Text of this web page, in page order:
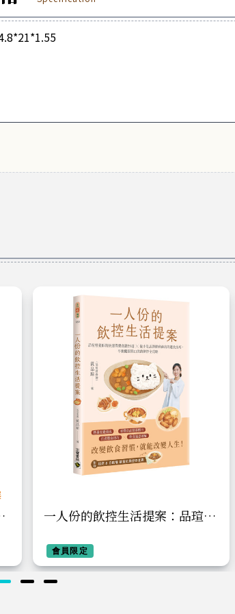
一人份的飲控生活提案：品瑄營
吃店到便利商店的選食技巧，平
衡健康與口慾的飲控全攻略
會員限定